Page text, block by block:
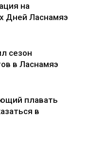
на
Дней Ласнамяэ
сезон
в Ласнамяэ
плавать
в